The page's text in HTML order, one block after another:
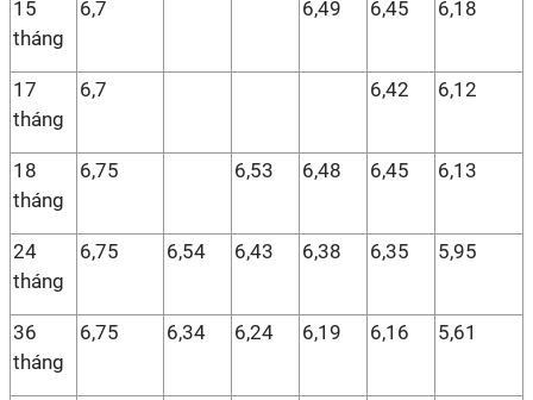
15
tháng
6,7 6,49 6,45 6,18
17
tháng
6,7 6,42 6,12
18
tháng
6,75 6,53 6,48 6,45 6,13
24
tháng
6,75 6,54 6,43 6,38 6,35 5,95
36
tháng
6,75 6,34 6,24 6,19 6,16 5,61